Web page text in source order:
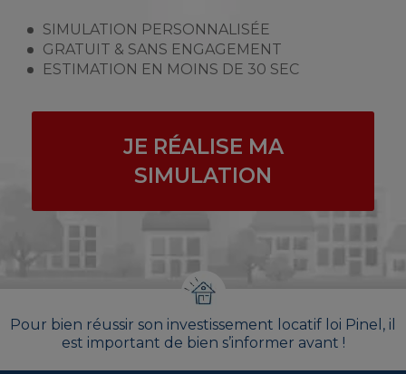
SIMULATION PERSONNALISÉE
GRATUIT & SANS ENGAGEMENT
ESTIMATION EN MOINS DE 30 SEC
JE RÉALISE MA
SIMULATION
Pour bien réussir son investissement locatif loi Pinel, il
est important de bien s’informer avant !